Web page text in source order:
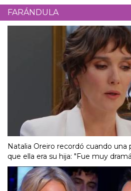
FARÁNDULA
Natalia Oreiro recordó cuando una
que ella era su hija: "Fue muy